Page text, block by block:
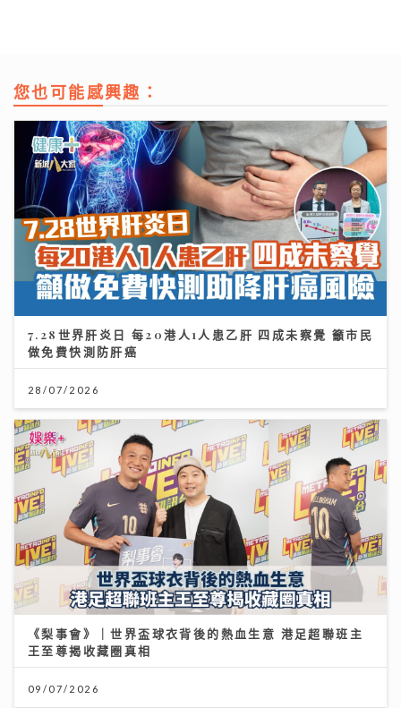
您也可能感興趣：
7.28世界肝炎日 每20港人1人患乙肝 四成未察覺 籲市民
做免費快測防肝癌
28/07/2026
《梨事會》｜世界盃球衣背後的熱血生意 港足超聯班主
王至尊揭收藏圈真相
09/07/2026